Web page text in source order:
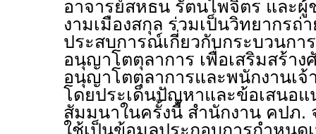
อาจารย์สหธน รัตนไพจิตร และ
งามเมืองสกุล ร่วมเป็นวิทยากรถ่
ประสบการณ์เกี่ยวกับกระบวนกา
อนุญาโตตุลาการ เพื่อเสริมสร้าง
อนุญาโตตุลาการและพนักงานเ
โดยประเด็นปัญหาและข้อเสนอแ
สัมมนาในครั้งนี้ สำนักงาน คปภ.
ใช้เป็นข้อมูลประกอบการกำหนด